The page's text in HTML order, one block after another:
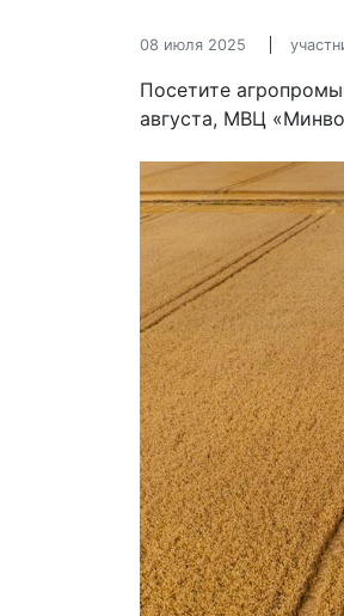
08 июля 2025
Посетите
августа, МВЦ